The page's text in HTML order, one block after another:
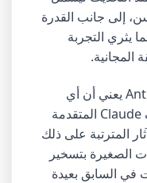
إلى جانب القدرة
يثري التجربة
هذا القرار الاستراتيجي من Anthropic يعني أن أي
شخص يمكنه الاستفادة من وظائف Claude المتقدمة
المترتبة على ذلك
الصغيرة بتسخير
في السابق بعيدة